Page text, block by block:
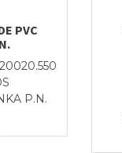
PVC
P.N.